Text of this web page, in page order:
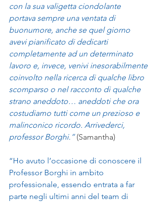
con la sua valigetta ciondolante
portava sempre una ventata di
buonumore, anche se quel giorno
avevi pianificato di dedicarti
completamente ad un determinato
lavoro e, invece, venivi inesorabilmente
coinvolto nella ricerca di qualche libro
scomparso o nel racconto di qualche
strano aneddoto… aneddoti che ora
costudiamo tutti come un prezioso e
malinconico ricordo. Arrivederci,
professor Borghi.” (Samantha)
“Ho avuto l’occasione di conoscere il
Professor Borghi in ambito
professionale, essendo entrata a far
parte negli ultimi anni del team di